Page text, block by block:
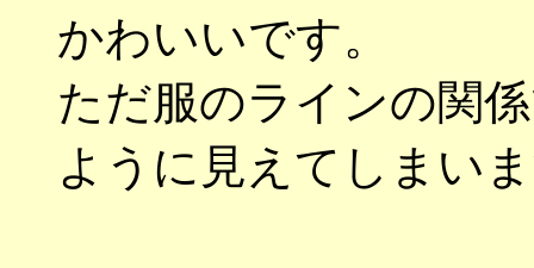
かわいいです。
ただ服のラインの関
ように見えてしまい